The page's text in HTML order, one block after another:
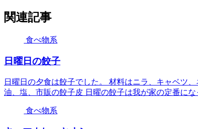
関連記事
食べ物系
日曜日の餃子
日曜日の夕食は餃子でした。 材料はニラ、キャベツ
油、塩、市販の餃子皮 日曜の餃子は我が家の定番にな
食べ物系